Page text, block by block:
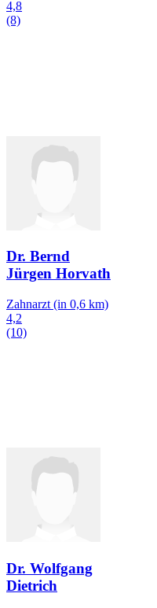
4,8
(8)
Dr. Bernd
Jürgen Horvath
Zahnarzt (in 0,6 km)
4,2
(10)
Dr. Wolfgang
Dietrich